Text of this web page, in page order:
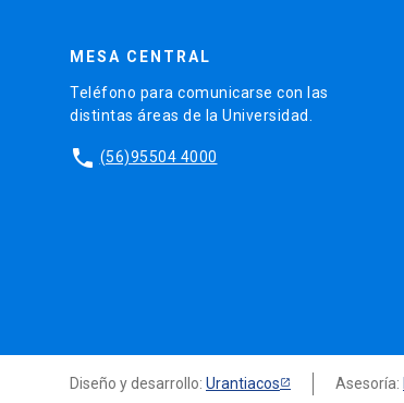
MESA CENTRAL
Teléfono para comunicarse con las
distintas áreas de la Universidad.
phone (56)95504 4000
Diseño y desarrollo: Urantiacos Asesoría: